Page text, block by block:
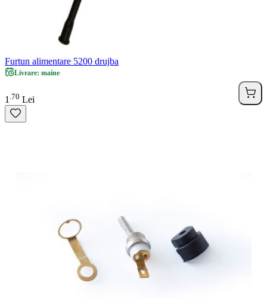
Furtun alimentare 5200 drujba
Livrare: maine
1 70 Lei